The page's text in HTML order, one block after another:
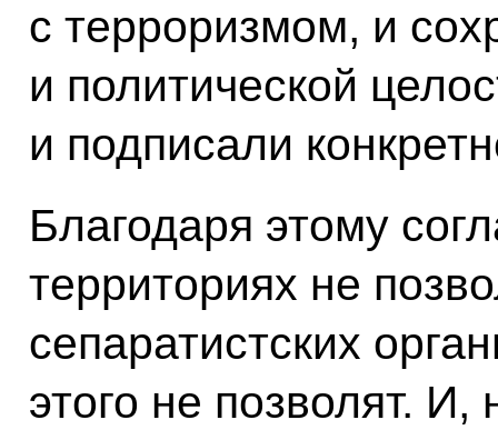
с терроризмом, и
и политической
и подписали
Благодаря этому
территориях не
сепаратистских
этого не позволят.